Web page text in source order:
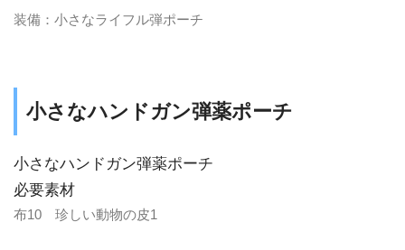
装備：小さなライフル弾ポーチ
小さなハンドガン弾薬ポーチ
小さなハンドガン弾薬ポーチ
必要素材
布10 珍しい動物の皮1